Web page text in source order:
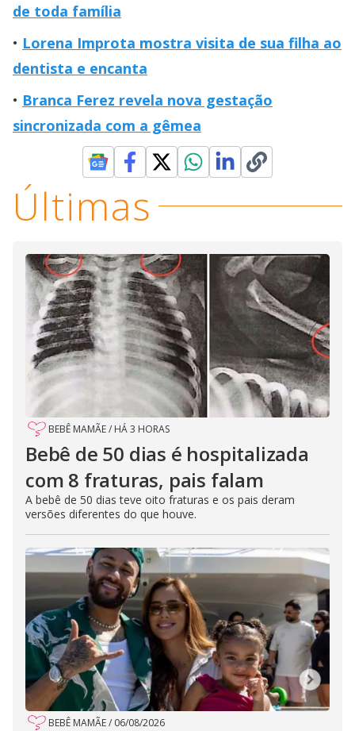
de toda família
Lorena Improta mostra visita de sua filha ao
dentista e encanta
Branca Ferez revela nova gestação
sincronizada com a gêmea
Últimas
BEBÊ MAMÃE/ HÁ 3 HORAS
Bebê de 50 dias é hospitalizada
com 8 fraturas, pais falam
A bebê de 50 dias teve oito fraturas e os pais deram
versões diferentes do que houve.
BEBÊ MAMÃE/ 06/08/2026